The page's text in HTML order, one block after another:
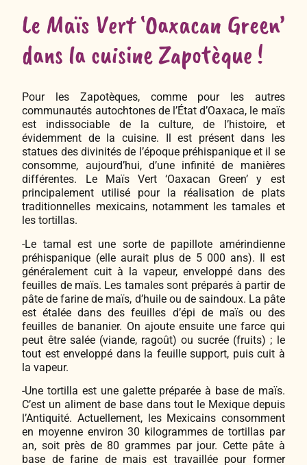
Le Maïs Vert ‘Oaxacan Green’
dans la cuisine Zapotèque !
Pour les Zapotèques, comme pour les autres
communautés autochtones de l’État d’Oaxaca, le maïs
est indissociable de la culture, de l’histoire, et
évidemment de la cuisine. Il est présent dans les
statues des divinités de l’époque préhispanique et il se
consomme, aujourd’hui, d’une infinité de manières
différentes. Le Maïs Vert ‘Oaxacan Green’ y est
principalement utilisé pour la réalisation de plats
traditionnelles mexicains, notamment les tamales et
les tortillas.
-Le tamal est une sorte de papillote amérindienne
préhispanique (elle aurait plus de 5 000 ans). Il est
généralement cuit à la vapeur, enveloppé dans des
feuilles de maïs. Les tamalessont préparés à partir de
pâte de farine de maïs, d’huile ou de saindoux. La pâte
est étalée dans des feuilles d’épi de maïs ou des
feuilles de bananier. On ajoute ensuite une farce qui
peut être salée (viande, ragoût) ou sucrée (fruits) ; le
tout est enveloppé dans la feuille support, puis cuit à
la vapeur.
-Une tortilla est une galette préparée à base de maïs.
C’est un aliment de base dans tout le Mexique depuis
l’Antiquité. Actuellement, les Mexicains consomment
en moyenne environ 30 kilogrammes de tortillas par
an, soit près de 80 grammes par jour. Cette pâte à
base de farine de mais est travaillée pour former